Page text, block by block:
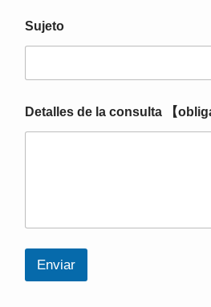
e
[
i
g
a
]
Sujeto
Detalles de la consulta 【
Enviar